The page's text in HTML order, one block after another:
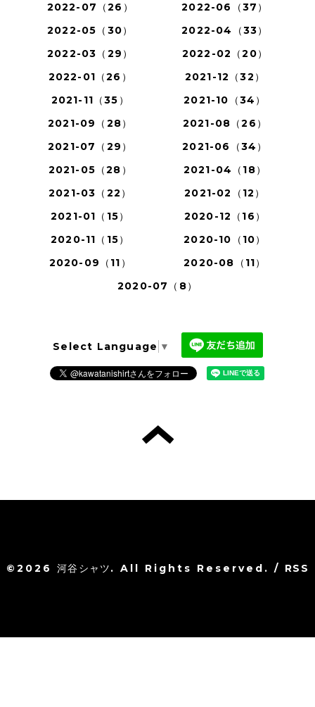
2022-07（26）
2022-06（37）
2022-05（30）
2022-04（33）
2022-03（29）
2022-02（20）
2022-01（26）
2021-12（32）
2021-11（35）
2021-10（34）
2021-09（28）
2021-08（26）
2021-07（29）
2021-06（34）
2021-05（28）
2021-04（18）
2021-03（22）
2021-02（12）
2021-01（15）
2020-12（16）
2020-11（15）
2020-10（10）
2020-09（11）
2020-08（11）
2020-07（8）
Select Language ▼
©2026河谷シャツ. All Rights Reserved. / RSS